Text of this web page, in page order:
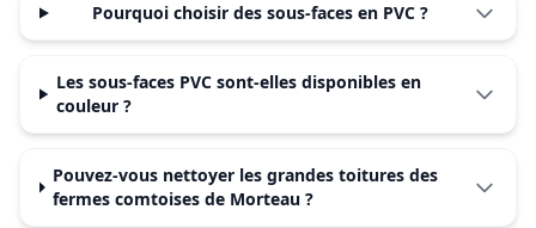
Pourquoi choisir des sous-faces en PVC ?
Les sous-faces PVC sont-elles disponibles en
couleur ?
Pouvez-vous nettoyer les grandes toitures des
fermes comtoises de Morteau ?